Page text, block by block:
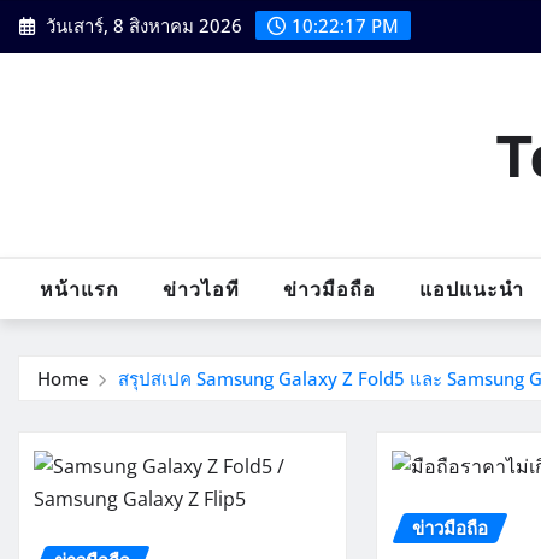
Skip
to
วันเสาร์, 8 สิงหาคม 2026 10:22:18 PM
หน้าแรก ข่าวไอที ข่าวมือถือ แอปแนะนำ
Home สรุปสเปค Samsung Galaxy Z Fold5 และ Samsung
ข่าวมือถือ